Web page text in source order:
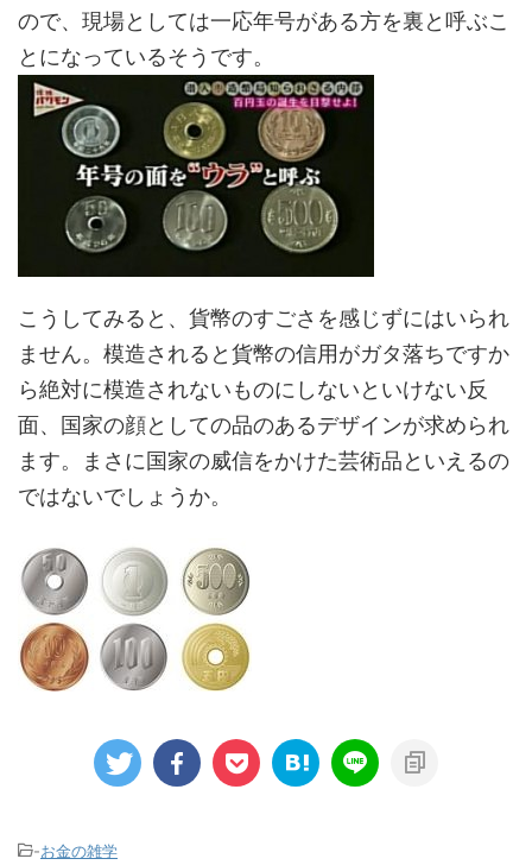
ので、現場としては一応年号がある方を裏と呼ぶこ
とになっているそうです。
こうしてみると、貨幣のすごさを感じずにはいられ
ません。模造されると貨幣の信用がガタ落ちですか
ら絶対に模造されないものにしないといけない反
面、国家の顔としての品のあるデザインが求められ
ます。まさに国家の威信をかけた芸術品といえるの
ではないでしょうか。
-お金の雑学